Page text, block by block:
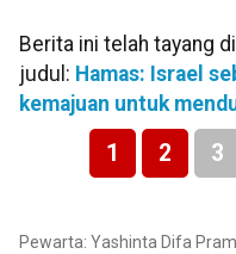
Berita ini telah tayang
judul: Hamas: Israel
kemajuan untuk
1 2 3
Pewarta: Yashinta Difa